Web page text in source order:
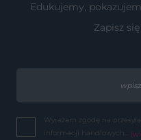
Edukujemy,
Zapisz
Wyrażam zgodę na
informacji handlowych...